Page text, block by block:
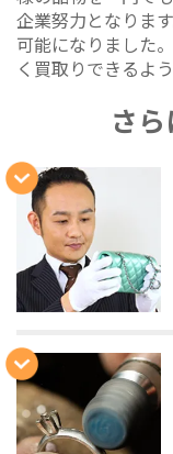
企業努力となりま
可能になりました
く買取りできるよ
さ